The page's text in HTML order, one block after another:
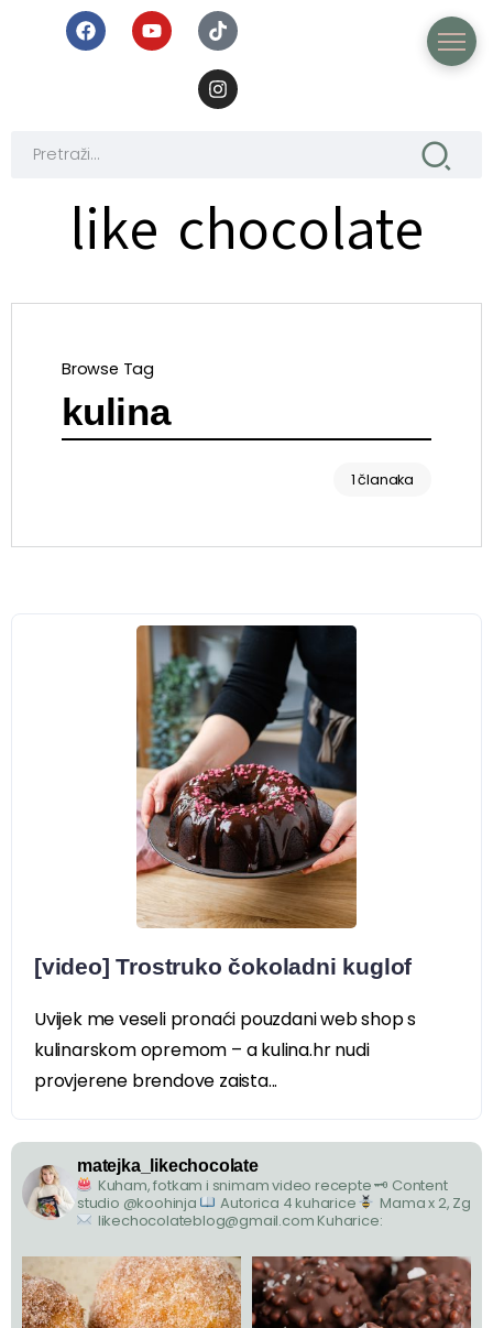
like chocolate
Browse Tag
kulina
1 članaka
[video] Trostruko čokoladni kuglof
Uvijek me veseli pronaći pouzdani web shop s
kulinarskom opremom – a kulina.hr nudi
provjerene brendove zaista...
matejka_likechocolate
Kuham, fotkam i snimam video recepte🗝 Content
studio @koohinja
Autorica 4 kuharice
Mama x 2, Zg
likechocolateblog@gmail.com Kuharice: